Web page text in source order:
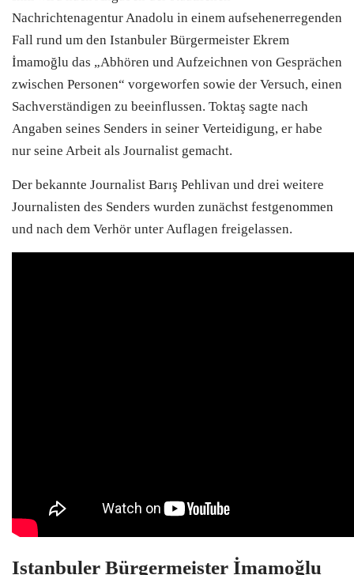
Nachrichtenagentur Anadolu in einem aufsehenerregenden
Fall rund um den Istanbuler Bürgermeister Ekrem
İmamoğlu das „Abhören und Aufzeichnen von Gesprächen
zwischen Personen“ vorgeworfen sowie der Versuch, einen
Sachverständigen zu beeinflussen. Toktaş sagte nach
Angaben seines Senders in seiner Verteidigung, er habe
nur seine Arbeit als Journalist gemacht.
Der bekannte Journalist Barış Pehlivan und drei weitere
Journalisten des Senders wurden zunächst festgenommen
und nach dem Verhör unter Auflagen freigelassen.
Istanbuler Bürgermeister İmamoğlu